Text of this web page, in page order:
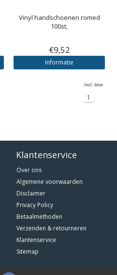
Vinyl handschoenen romed
100st,
€9,52
Informatie
Incl. btw
1
Klantenservice
Over ons
Algemene voorwaarden
Disclaimer
Privacy Policy
Betaalmethoden
Verzenden & retourneren
Klantenservice
Sitemap